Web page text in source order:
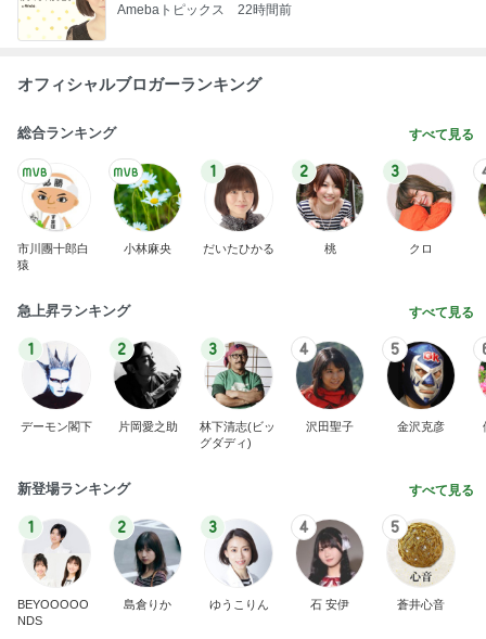
Amebaトピックス 22時間前
オフィシャルブロガーランキング
総合ランキング すべて見る
市川團十郎白
猿
小林麻央
1
だいたひかる
2
桃
3
クロ
急上昇ランキング すべて見る
1
デーモン閣下
2
片岡愛之助
3
林下清志(ビッ
グダディ)
4
沢田聖子
5
金沢克彦
新登場ランキング すべて見る
1
BEYOOOOO
NDS
2
島倉りか
3
ゆうこりん
4
石 安伊
5
蒼井心音